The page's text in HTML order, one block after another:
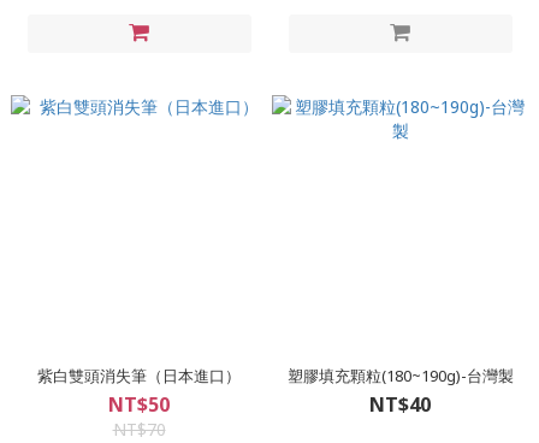
紫白雙頭消失筆（日本進口）
NT$50
NT$70
塑膠填充顆粒(180~190g)-台灣製
NT$40